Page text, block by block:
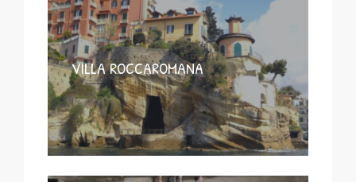
VILLA ROCCAROMANA